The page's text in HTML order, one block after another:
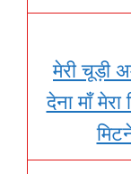
मेरी चूड़ी
देना माँ मेरा